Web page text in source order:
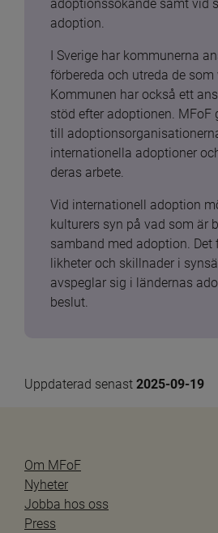
adoptionssökande samt vid
adoption.
I Sverige har kommunerna
förbereda och utreda de
Kommunen har också ett
stöd efter adoptionen. MFoF
till
internationella adoptioner
deras arbete.
Vid internationell adoption
kulturers syn på vad som är
samband med adoption. Det
likheter och skillnader i
avspeglar sig i ländernas
beslut.
Uppdaterad senast 2025-09-19
Om MFoF
Nyheter
Jobba hos oss
Press